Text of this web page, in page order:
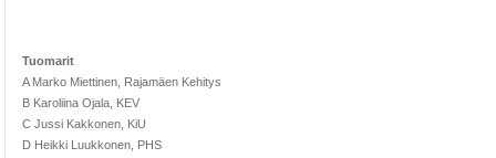
Tuomarit
A Marko Miettinen, Rajamäen Kehitys
B Karoliina Ojala, KEV
C Jussi Kakkonen, KiU
D Heikki Luukkonen, PHS